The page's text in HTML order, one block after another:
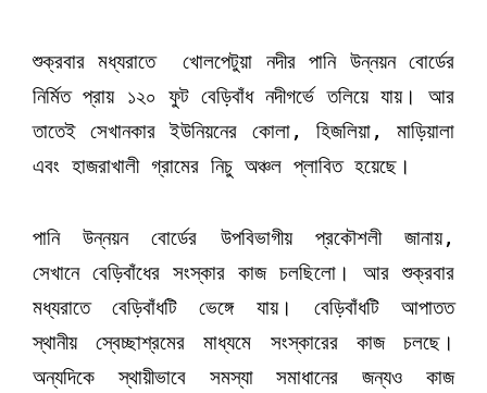
শুক্রবার মধ্যরাতে খোলপেটুয়া নদীর পানি উন্নয়ন বোর্ডের
নির্মিত প্রায় ১২০ ফুট বেড়িবাঁধ নদীগর্ভে তলিয়ে যায়। আর
তাতেই সেখানকার ইউনিয়নের কোলা, হিজলিয়া, মাড়িয়ালা
এবং হাজরাখালী গ্রামের নিচু অঞ্চল প্লাবিত হয়েছে।
পানি উন্নয়ন বোর্ডের উপবিভাগীয় প্রকৌশলী জানায়,
সেখানে বেড়িবাঁধের সংস্কার কাজ চলছিলো। আর শুক্রবার
মধ্যরাতে বেড়িবাঁধটি ভেঙ্গে যায়। বেড়িবাঁধটি আপাতত
স্থানীয় স্বেচ্ছাশ্রমের মাধ্যমে সংস্কারের কাজ চলছে।
অন্যদিকে স্থায়ীভাবে সমস্যা সমাধানের জন্যও কাজ